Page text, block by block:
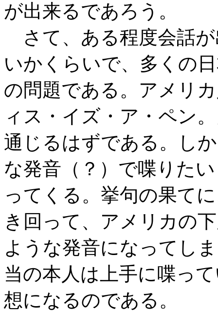
が出来るであろう。
さて、ある程度会話
いかくらいで、多くの
の問題である。アメリ
ィス・イズ・ア・ペン
通じるはずである。し
な発音（？）で喋りた
ってくる。挙句の果て
き回って、アメリカの
ような発音になってし
当の本人は上手に喋っ
想になるのである。